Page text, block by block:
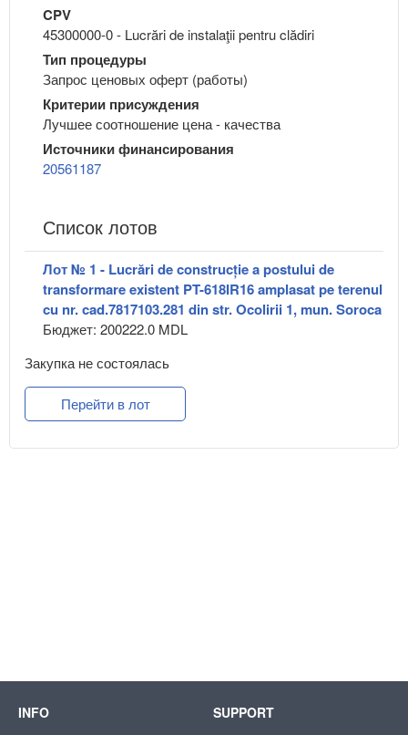
CPV
45300000-0 - Lucrări de instalaţii pentru clădiri
Тип процедуры
Запрос ценовых оферт (работы)
Критерии присуждения
Лучшее соотношение цена - качества
Источники финансирования
20561187
Список лотов
Лот № 1 - Lucrări de construcție a postului de
transformare existent PT-618IR16 amplasat pe terenul
cu nr. cad.7817103.281 din str. Ocolirii 1, mun. Soroca
Бюджет: 200222.0 MDL
Закупка не состоялась
Перейти в лот
INFO SUPPORT